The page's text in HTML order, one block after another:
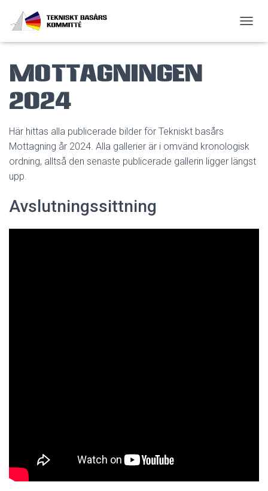
Mottagningen
2024
Här hittas alla publicerade bilder för Tekniskt basårs
Mottagning år 2024. Alla gallerier är i omvänd kronologisk
ordning, alltså den senaste publicerade gallerin ligger längst
upp.
Avslutningssittning